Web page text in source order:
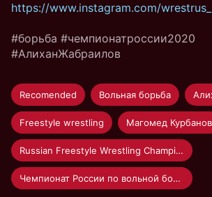
https://www.instagram.com/
#борьба #чемпионатроссии2020
#АлиханЖабраилов
Recomended Вольная борьба
Freestyle wrestling Магомед Курбанов
Russian Freestyle Wrestling Championship 2020
Чемпионат России по вольной борьбе 2020